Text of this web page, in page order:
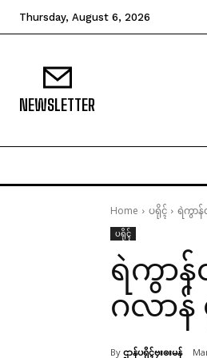
Thursday, August 6, 2026
NEWSLETTER
Home ပရိုၚ် ရဲကွာ
ပရိုၚ်
ရဲကွာ
ဂလာန်
By ဌာန်ပရိုၚ်ဗၠးၜးမန်